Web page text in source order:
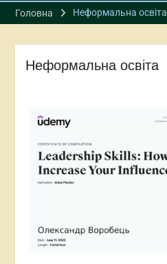
Головна Неформальна освіта
Неформальна освіта